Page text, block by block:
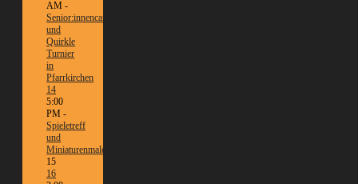
AM -
Senior:innencafé
und
Quirkle
Turnier
in
Pfarrkirchen
14
5:00
PM -
Spieletreff
und
Miniaturenmalen/Tabletop
15
16